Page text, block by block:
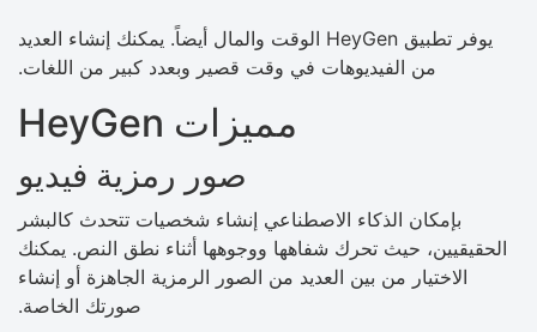
يوفر تطبيق HeyGen الوقت والمال أيضاً. يمكنك إنشاء العديد
من الفيديوهات في وقت قصير وبعدد كبير من اللغات.
مميزات HeyGen
صور رمزية فيديو
بإمكان الذكاء الاصطناعي إنشاء شخصيات تتحدث كالبشر
الحقيقيين، حيث تحرك شفاهها ووجوهها أثناء نطق النص. يمكنك
الاختيار من بين العديد من الصور الرمزية الجاهزة أو إنشاء
صورتك الخاصة.